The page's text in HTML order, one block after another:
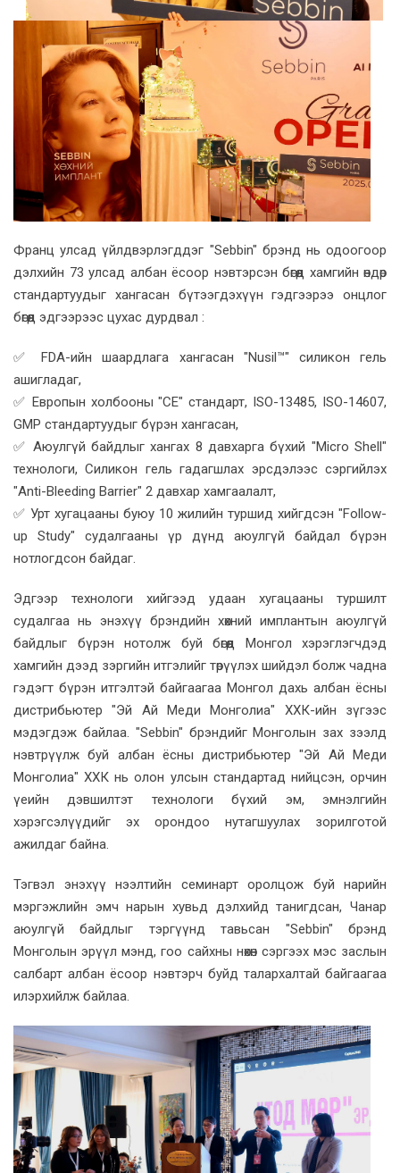
Франц улсад үйлдвэрлэгддэг "Sebbin" брэнд нь одоогоор
дэлхийн 73 улсад албан ёсоор нэвтэрсэн бөгөөд хамгийн өндөр
стандартуудыг хангасан бүтээгдэхүүн гэдгээрээ онцлог
бөгөөд эдгээрээс цухас дурдвал :
✅ FDA-ийн шаардлага хангасан "Nusil™" силикон гель
ашигладаг,
✅ Европын холбооны "CE" стандарт, ISO-13485, ISO-14607,
GMP стандартуудыг бүрэн хангасан,
✅ Аюулгүй байдлыг хангах 8 давхарга бүхий "Micro Shell"
технологи, Силикон гель гадагшлах эрсдэлээс сэргийлэх
"Anti-Bleeding Barrier" 2 давхар хамгаалалт,
✅ Урт хугацааны буюу 10 жилийн туршид хийгдсэн "Follow-
up Study" судалгааны үр дүнд аюулгүй байдал бүрэн
нотлогдсон байдаг.
Эдгээр технологи хийгээд удаан хугацааны туршилт
судалгаа нь энэхүү брэндийн хөхний имплантын аюулгүй
байдлыг бүрэн нотолж буй бөгөөд Монгол хэрэглэгчдэд
хамгийн дээд зэргийн итгэлийг төрүүлэх шийдэл болж чадна
гэдэгт бүрэн итгэлтэй байгаагаа Монгол дахь албан ёсны
дистрибьютер "Эй Ай Меди Монголиа" ХХК-ийн зүгээс
мэдэгдэж байлаа. "Sebbin" брэндийг Монголын зах зээлд
нэвтрүүлж буй албан ёсны дистрибьютер "Эй Ай Меди
Монголиа" ХХК нь олон улсын стандартад нийцсэн, орчин
үеийн дэвшилтэт технологи бүхий эм, эмнэлгийн
хэрэгсэлүүдийг эх орондоо нутагшуулах зорилготой
ажилдаг байна.
Тэгвэл энэхүү нээлтийн семинарт оролцож буй нарийн
мэргэжлийн эмч нарын хувьд дэлхийд танигдсан, Чанар
аюулгүй байдлыг тэргүүнд тавьсан "Sebbin" брэнд
Монголын эрүүл мэнд, гоо сайхны нөхөн сэргээх мэс заслын
салбарт албан ёсоор нэвтэрч буйд талархалтай байгаагаа
илэрхийлж байлаа.